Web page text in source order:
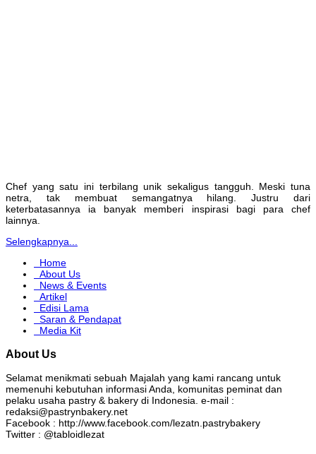
Chef yang satu ini terbilang unik sekaligus tangguh. Meski tuna
netra, tak membuat semangatnya hilang. Justru dari
keterbatasannya ia banyak memberi inspirasi bagi para chef
lainnya.
Selengkapnya...
Home
About Us
News & Events
Artikel
Edisi Lama
Saran & Pendapat
Media Kit
About Us
Selamat menikmati sebuah Majalah yang kami rancang untuk
memenuhi kebutuhan informasi Anda, komunitas peminat dan
pelaku usaha pastry & bakery di Indonesia. e-mail :
redaksi@pastrynbakery.net
Facebook : http://www.facebook.com/lezatn.pastrybakery
Twitter : @tabloidlezat